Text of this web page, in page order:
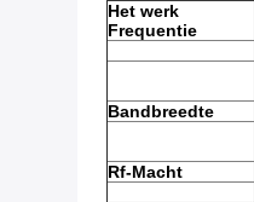
Het werk
Frequentie
Bandbreedte
Rf-Macht